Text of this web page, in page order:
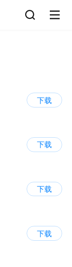
下载
下载
下载
下载